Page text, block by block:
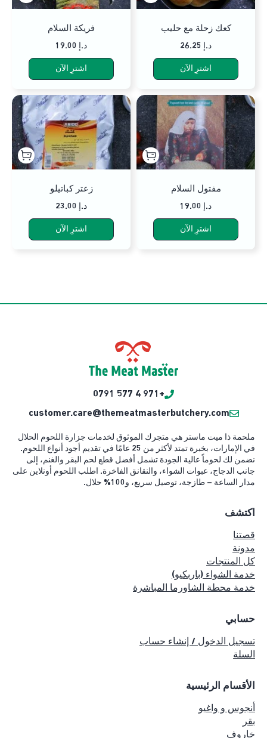
كعك زحلة مع حليب
26.25 د.إ
اشترِ الآن
فريكة السلام
19.00 د.إ
اشترِ الآن
مفتول السلام
19.00 د.إ
اشترِ الآن
زعتر كباتيلو
23.00 د.إ
اشترِ الآن
+971 4 577 0791
customer.care@themeatmasterbutchery.com
ملحمة ذا ميت ماستر هي متجرك الموثوق لخدمات جزارة اللحوم الحلال
في الإمارات، بخبرة تمتد لأكثر من 25 عامًا في تقديم أجود أنواع اللحوم.
نضمن لك لحوماً عالية الجودة تشمل أفضل قطع لحم البقر والغنم، إلى
جانب الدجاج، عبوات الشواء، والنقانق الفاخرة. اطلب اللحوم أونلاين على
مدار الساعة – طازجة، توصيل سريع، و100% حلال.
اكتشف
قصتنا
مدونة
كل المنتجات
خدمة الشواء (باربكيو)
خدمة محطة الشاورما المباشرة
حسابي
تسجيل الدخول / إنشاء حساب
السلة
الأقسام الرئيسية
أنجوس و واغيو
بقر
خاروف